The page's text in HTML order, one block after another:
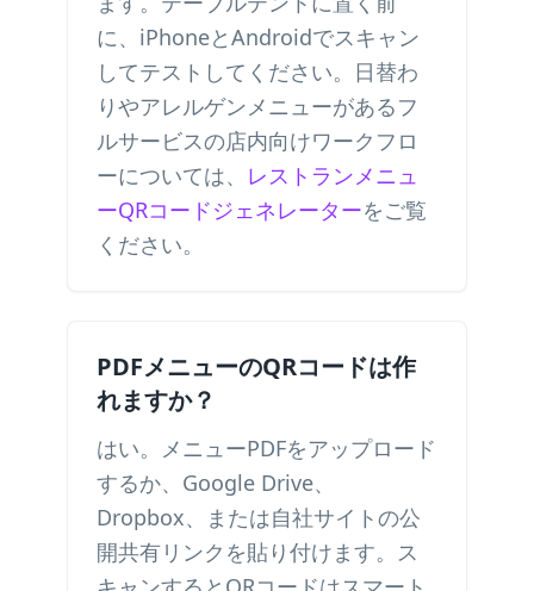
に、iPhoneとAndroidでスキャン
してテストしてください。日替わ
りやアレルゲンメニューがあるフ
ルサービスの店内向けワークフロ
ーについては、 レストランメニュ
ーQRコードジェネレーターをご覧
ください。
PDFメニューのQRコードは作
れますか？
はい。メニューPDFをアップロード
するか、Google Drive、
Dropbox、または自社サイトの公
開共有リンクを貼り付けます。ス